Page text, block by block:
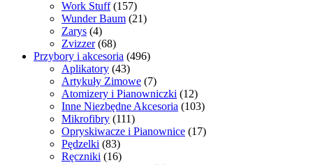
Work Stuff (157)
Wunder Baum (21)
Zarys (4)
Zvizzer (68)
Przybory i akcesoria (496)
Aplikatory (43)
Artykuły Zimowe (7)
Atomizery i Pianowniczki (12)
Inne Niezbędne Akcesoria (103)
Mikrofibry (111)
Opryskiwacze i Pianownice (17)
Pędzelki (83)
Ręczniki (16)